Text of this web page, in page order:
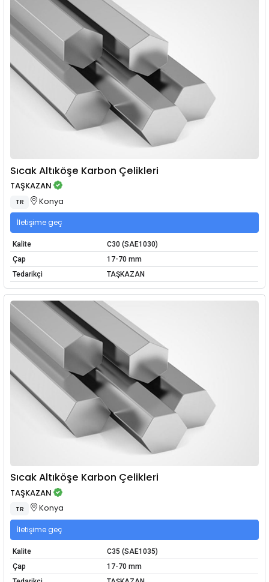
Sıcak Altıköşe Karbon Çelikleri
TAŞKAZAN
TR Konya
İletişime geç
Kalite
C30 (SAE1030)
Çap
17-70 mm
Tedarikçi
TAŞKAZAN
Sıcak Altıköşe Karbon Çelikleri
TAŞKAZAN
TR Konya
İletişime geç
Kalite
C35 (SAE1035)
Çap
17-70 mm